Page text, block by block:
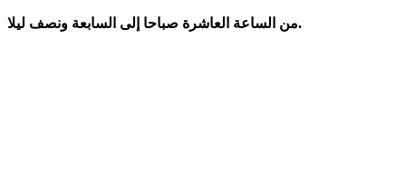
من الساعة العاشرة صباحا إلى السابعة ونصف ليلا.